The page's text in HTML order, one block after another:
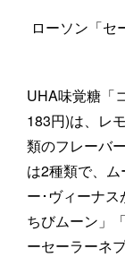
ローソン「セ
UHA味覚糖「
183円)は、レ
類のフレーバ
は2種類で、
ー･ヴィーナ
ちびムーン」
ーセーラーネ